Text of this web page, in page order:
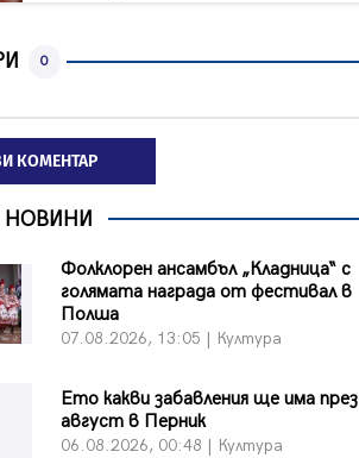
0
КОМЕНТАР
НОВИНИ
Фолклорен ансамбъл „Кладница“ с
голямата награда от фестивал в
Полша
07.08.2026, 13:05 | Култура
Ето какви забавления ще има през
август в Перник
06.08.2026, 00:48 | Култура